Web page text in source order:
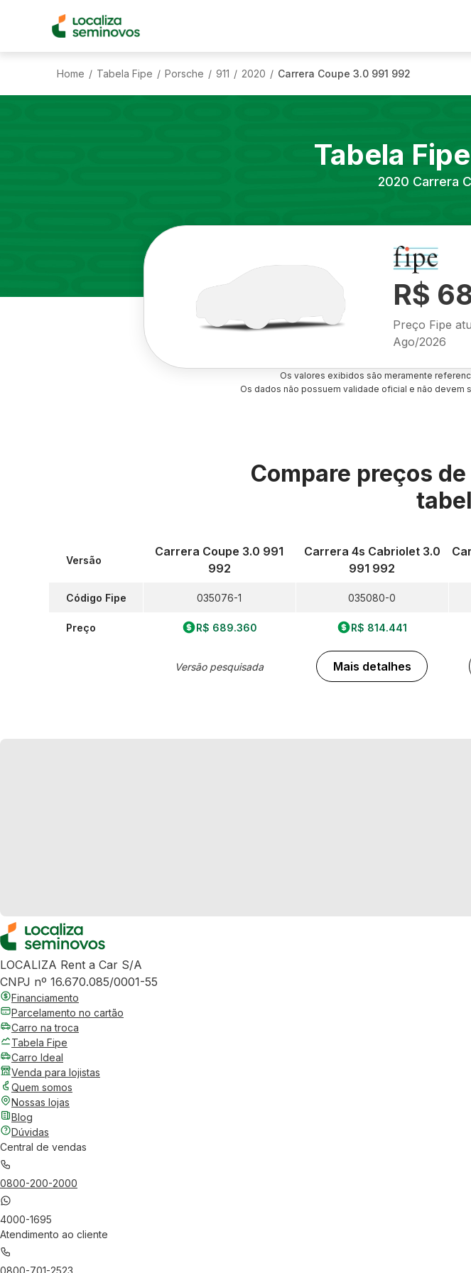
Home / Tabela Fipe / Porsche / 911 / 2020 / Carrera Coupe 3.0 991 992
Tabela Fipe
2020 Carrera
R$
Preço Fipe
Ago/2026
Os valores exibidos são meramente
Os dados não possuem validade oficial e não devem
Compare preços
Versão
Código Fipe
Preço
Carrera Coupe 3.0 991
992
035076-1
R$ 689.360
Versão pesquisada
Carrera 4s Cabriolet 3.0
991 992
035080-0
R$ 814.441
Mais detalhes
LOCALIZA Rent a Car S/A
CNPJ nº 16.670.085/0001-55
Financiamento
Parcelamento no cartão
Carro na troca
Tabela Fipe
Carro Ideal
Venda para lojistas
Quem somos
Nossas lojas
Blog
Dúvidas
Central de vendas
0800-200-2000
4000-1695
Atendimento ao cliente
0800-701-2523